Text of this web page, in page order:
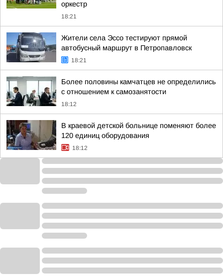
оркестр
18:21
Жители села Эссо тестируют прямой
автобусный маршрут в Петропавловск
18:21
Более половины камчатцев не определились
с отношением к самозанятости
18:12
В краевой детской больнице поменяют более
120 единиц оборудования
18:12